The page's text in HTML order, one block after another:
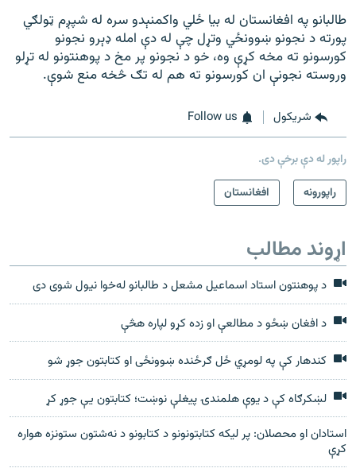
طالبانو په افغانستان له بيا ځلي واکمنېدو سره له شپږم ټولګي
پورته د نجونو ښوونځي وتړل چې له دې امله ډېرو نجونو
کورسونو ته مخه کړې وه، خو د نجونو پر مخ د پوهنتونو له تړلو
وروسته نجونې ان کورسونو ته هم له تګ څخه منع شوې.
شريکول Follow us
راپور له دې برخې دی.
راپورونه
افغانستان
اړوند مطالب
د پوهنتون استاد اسماعیل مشعل د طالبانو له‌خوا نیول شوی دی
د افغان ښځو د مطالعې او زده کړو لپاره هڅې
کندهار کې په لومړي ځل ګرځنده ښوونځی او کتابتون جوړ شو
لښکرګاه کې د یوې هلمندۍ پیغلې نوښت؛ کتابتون یې جوړ کړ
استادان او محصلان: پر ليکه کتابتونونو د کتابونو د نه‌شتون ستونزه هواره
کړې